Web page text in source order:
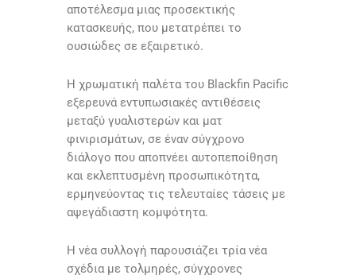
αποτέλεσμα μιας προσεκτικής
κατασκευής, που μετατρέπει το
ουσιώδες σε εξαιρετικό.
Η χρωματική παλέτα του Blackfin Pacific
εξερευνά εντυπωσιακές αντιθέσεις
μεταξύ γυαλιστερών και ματ
φινιρισμάτων, σε έναν σύγχρονο
διάλογο που αποπνέει αυτοπεποίθηση
και εκλεπτυσμένη προσωπικότητα,
ερμηνεύοντας τις τελευταίες τάσεις με
αψεγάδιαστη κομψότητα.
Η νέα συλλογή παρουσιάζει τρία νέα
σχέδια με τολμηρές, σύγχρονες